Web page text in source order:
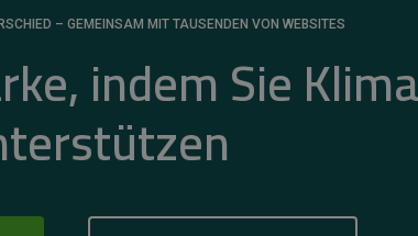
– GEMEINSAM MIT TAUSENDEN VON WEBSITES
indem Sie